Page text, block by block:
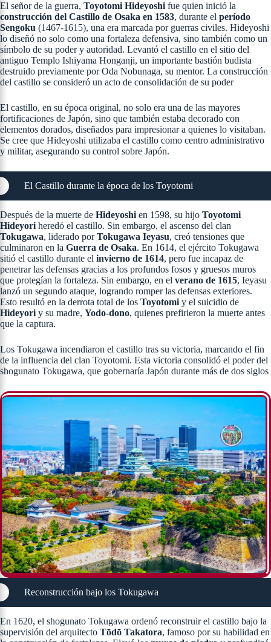
El señor de la guerra, Toyotomi Hideyoshi fue quien inició la
construcción del Castillo de Osaka en 1583, durante el período
Sengoku (1467-1615), una era marcada por guerras civiles. Hideyoshi
lo diseñó no solo como una fortaleza defensiva, sino también como un
símbolo de su poder y autoridad. Levantó el castillo en el sitio del
antiguo Templo Ishiyama Honganji, un importante bastión budista
destruido previamente por Oda Nobunaga, su mentor. La construcción
del castillo se consideró un acto de consolidación de su poder
El castillo, en su época original, no solo era una de las mayores
fortificaciones de Japón, sino que también estaba decorado con
elementos dorados, diseñados para impresionar a quienes lo visitaban.
Se cree que Hideyoshi utilizaba el castillo como centro administrativo
y militar, asegurando su control sobre Japón​.
El Castillo durante la época de los Toyotomi
Después de la muerte de Hideyoshi en 1598, su hijo Toyotomi
Hideyori heredó el castillo. Sin embargo, el ascenso del clan
Tokugawa, liderado porTokugawa Ieyasu, creó tensiones que
culminaron en la Guerra de Osaka. En 1614, el ejército Tokugawa
sitió el castillo durante el invierno de 1614, pero fue incapaz de
penetrar las defensas gracias a los profundos fosos y gruesos muros
que protegían la fortaleza. Sin embargo, en el verano de 1615, Ieyasu
lanzó un segundo ataque, logrando romper las defensas exteriores.
Esto resultó en la derrota total de los Toyotomi y el suicidio de
Hideyori y su madre, Yodo-dono, quienes prefirieron la muerte antes
que la captura​.
Los Tokugawa incendiaron el castillo tras su victoria, marcando el fin
de la influencia del clan Toyotomi. Esta victoria consolidó el poder del
shogunato Tokugawa, que gobernaría Japón durante más de dos siglos
Reconstrucción bajo los Tokugawa
En 1620, el shogunato Tokugawa ordenó reconstruir el castillo bajo la
supervisión del arquitecto Tōdō Takatora, famoso por su habilidad en